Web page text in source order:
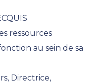
ressources
au sein de sa
Directrice,